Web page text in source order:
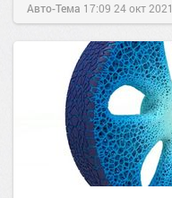
Авто-Тема 17:09 24 окт 2021